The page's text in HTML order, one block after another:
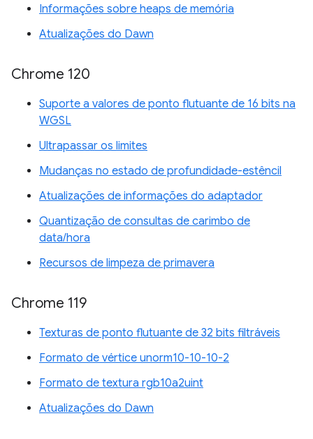
Informações sobre heaps de memória
Atualizações do Dawn
Chrome 120
Suporte a valores de ponto flutuante de 16 bits na
WGSL
Ultrapassar os limites
Mudanças no estado de profundidade-estêncil
Atualizações de informações do adaptador
Quantização de consultas de carimbo de
data/hora
Recursos de limpeza de primavera
Chrome 119
Texturas de ponto flutuante de 32 bits filtráveis
Formato de vértice unorm10-10-10-2
Formato de textura rgb10a2uint
Atualizações do Dawn